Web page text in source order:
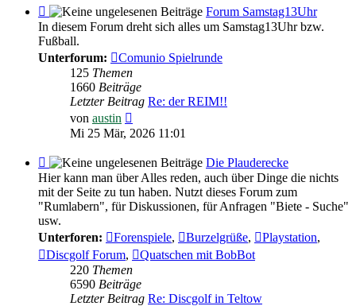
Feed
-
Forum
Samstag13Uhr
Forum Samstag13Uhr
In diesem Forum dreht sich alles um Samstag13Uhr bzw.
Fußball.
Unterforum:
Comunio Spielrunde
125 Themen
1660 Beiträge
Letzter Beitrag Re: der REIM!!
von austin
Beitrag
Mi 25 Mär, 2026 11:01
Feed
-
Die
Plauderecke
Die Plauderecke
Hier kann man über Alles reden, auch über Dinge die nichts
mit der Seite zu tun haben. Nutzt dieses Forum zum
"Rumlabern", für Diskussionen, für Anfragen "Biete - Suche"
usw.
Unterforen:
Forenspiele, Burzelgrüße, Playstation,
Discgolf Forum,
Quatschen mit BobBot
220 Themen
6590 Beiträge
Letzter Beitrag Re: Discgolf in Teltow